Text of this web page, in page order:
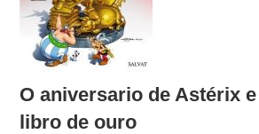
O aniversario de Astérix
libro de ouro